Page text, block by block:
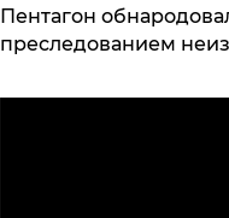
Пентагон
преследованием